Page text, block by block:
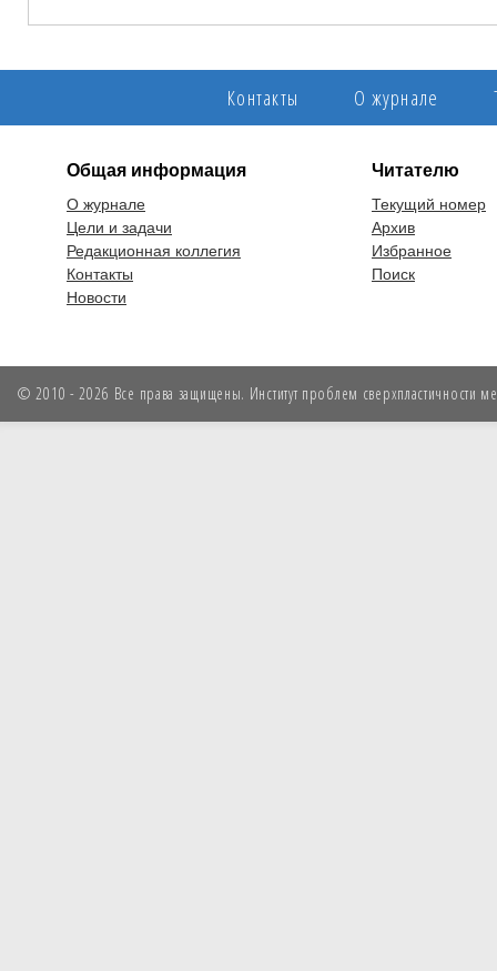
Контакты О журнале
Общая информация
О журнале
Цели и задачи
Редакционная коллегия
Контакты
Новости
Читателю
Текущий номер
Архив
Избранное
Поиск
© 2010 - 2026 Все права защищены. Институт проблем сверхпластичности